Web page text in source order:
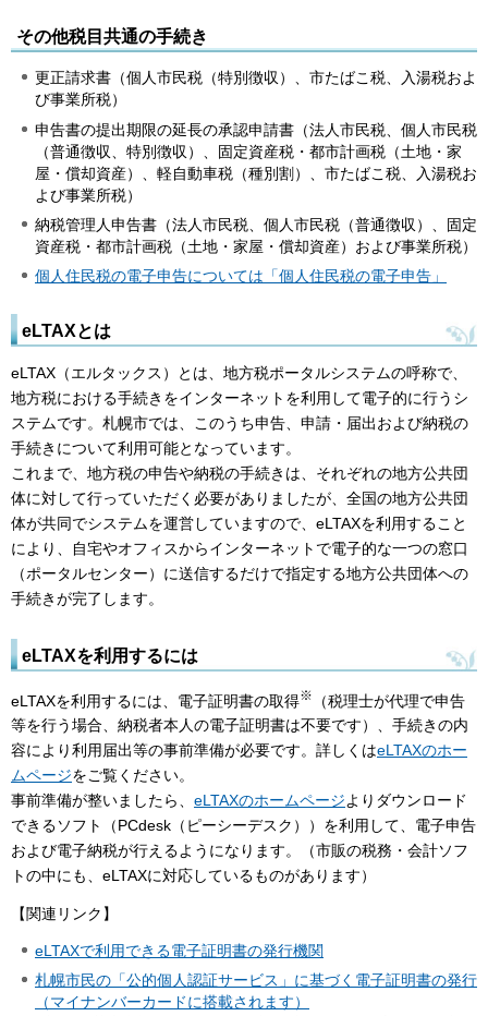
その他税目共通の手続き
更正請求書（個人市民税（特別徴収）、市たばこ税、入湯税およ
び事業所税）
申告書の提出期限の延長の承認申請書（法人市民税、個人市民税
（普通徴収、特別徴収）、固定資産税・都市計画税（土地・家
屋・償却資産）、軽自動車税（種別割）、市たばこ税、入湯税お
よび事業所税）
納税管理人申告書（法人市民税、個人市民税（普通徴収）、固定
資産税・都市計画税（土地・家屋・償却資産）および事業所税）
個人住民税の電子申告については「個人住民税の電子申告」
eLTAXとは
eLTAX（エルタックス）とは、地方税ポータルシステムの呼称で、
地方税における手続きをインターネットを利用して電子的に行うシ
ステムです。札幌市では、このうち申告、申請・届出および納税の
手続きについて利用可能となっています。
これまで、地方税の申告や納税の手続きは、それぞれの地方公共団
体に対して行っていただく必要がありましたが、全国の地方公共団
体が共同でシステムを運営していますので、eLTAXを利用すること
により、自宅やオフィスからインターネットで電子的な一つの窓口
（ポータルセンター）に送信するだけで指定する地方公共団体への
手続きが完了します。
eLTAXを利用するには
eLTAXを利用するには、電子証明書の取得※
（税理士が代理で申告
等を行う場合、納税者本人の電子証明書は不要です）、手続きの内
容により利用届出等の事前準備が必要です。詳しくはeLTAXのホー
ムページをご覧ください。
事前準備が整いましたら、 eLTAXのホームページよりダウンロード
できるソフト（PCdesk（ピーシーデスク））を利用して、電子申告
および電子納税が行えるようになります。（市販の税務・会計ソフ
トの中にも、eLTAXに対応しているものがあります）
【関連リンク】
eLTAXで利用できる電子証明書の発行機関
札幌市民の「公的個人認証サービス」に基づく電子証明書の発行
（マイナンバーカードに搭載されます）